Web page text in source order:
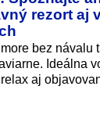
rezort aj
bez návalu
Ideálna
aj